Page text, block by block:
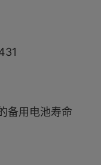
备用电池寿命